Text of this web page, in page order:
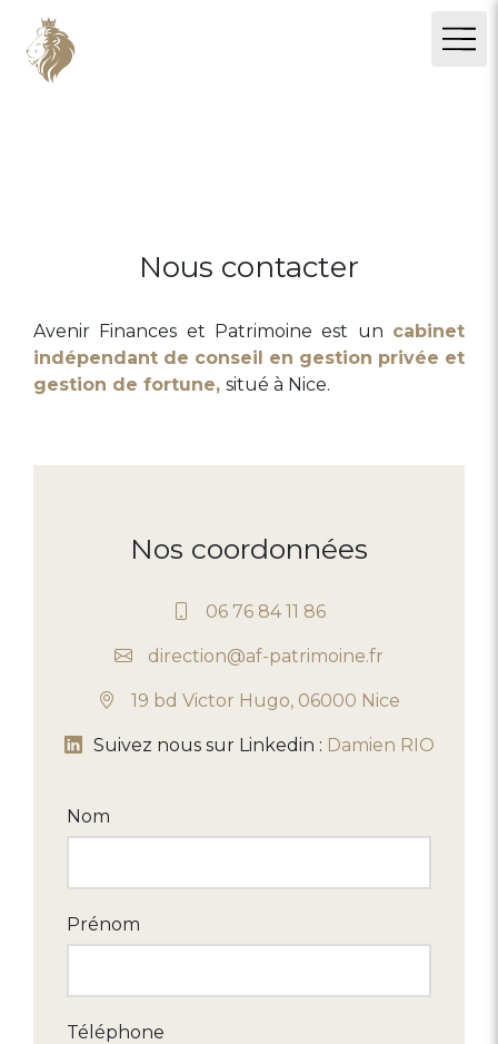
Nous contacter
Avenir Finances et Patrimoine est un cabinet
indépendant de conseil en gestion privée et
gestion de fortune, situé à Nice.
Nos coordonnées
06 76 84 11 86
direction@af-patrimoine.fr
19 bd Victor Hugo, 06000 Nice
Suivez nous sur Linkedin : Damien RIO
Nom
Prénom
Téléphone